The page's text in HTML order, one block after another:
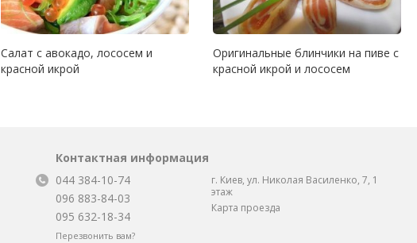
Салат с авокадо, лососем и
красной икрой
Оригинальные блинчики на пиве с
красной икрой и лососем
Контактная информация
044 384-10-74
096 883-84-03
095 632-18-34
Перезвонить вам?
г. Киев, ул. Николая Василенко, 7, 1
этаж
Карта проезда